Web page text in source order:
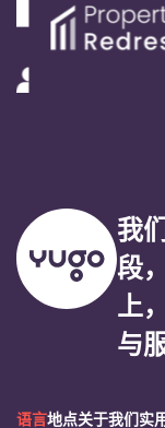
我
段
上
与
语言地点关于我们实